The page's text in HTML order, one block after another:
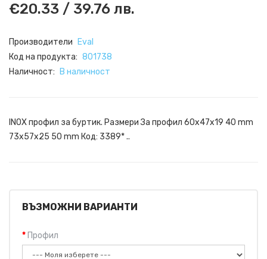
€20.33 / 39.76 лв.
Производители
Eval
Код на продукта: 801738
Наличност:
В наличност
INOX профил за буртик. Размери За профил 60x47x19 40 mm
73x57x25 50 mm Код: 3389* ..
ВЪЗМОЖНИ ВАРИАНТИ
Профил